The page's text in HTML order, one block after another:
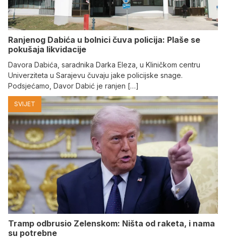
Ranjenog Dabića u bolnici čuva policija: Plaše se
pokušaja likvidacije
Davora Dabića, saradnika Darka Eleza, u Kliničkom centru
Univerziteta u Sarajevu čuvaju jake policijske snage.
Podsjećamo, Davor Dabić je ranjen […]
SVIJET
Tramp odbrusio Zelenskom: Ništa od raketa, i nama
su potrebne